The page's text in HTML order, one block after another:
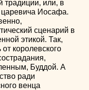
традиции, или, в
царевича Иосафа.
сценарий в
этикой. Так,
королевского
Буддой. А
ради
венца